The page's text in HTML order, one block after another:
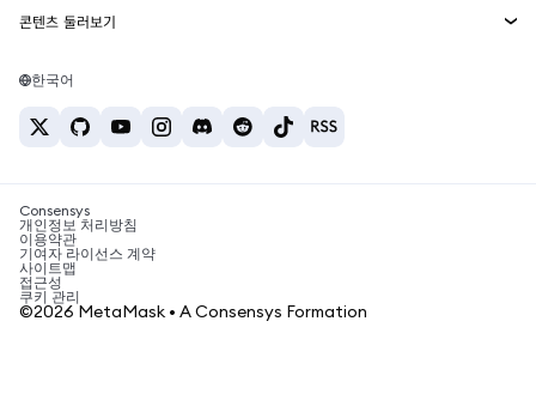
웹3 서비스
고객 지원
채용
테더 가격
USDT를 INR로 환전
BTC를 INR로 환전
ETH를 USDT로 환전
ETH 매수
USDT 매수
SHIB 매수
BNB 매수
콘텐츠 둘러보기
솔라나 지갑
암호화폐 세금 뉴스
암호화폐 매수 방법
비트코인 매도 방법
한국어
Consensys
개인정보 처리방침
이용약관
기여자 라이선스 계약
사이트맵
접근성
쿠키 관리
©2026 MetaMask • A Consensys Formation